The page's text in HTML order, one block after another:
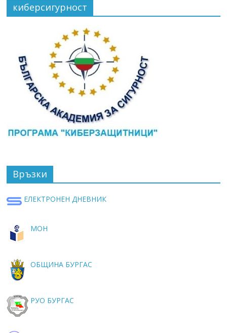
киберсигурност
Връзки
ЕЛЕКТРОНЕН ДНЕВНИК
МОН
ОБЩИНА БУРГАС
РУО БУРГАС